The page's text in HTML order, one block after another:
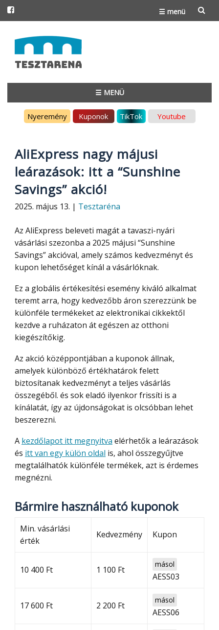
☰ menü
to
content
☰ MENÜ
Nyeremény Kuponok TikTok Youtube
AliExpress nagy májusi
leárazások: itt a “Sunshine
Savings” akció!
2025. május 13. | Tesztaréna
Az AliExpress beleveti magát a tavaszi-nyári
vásárlási szezonba a 2025 májusi “Sunshine
Savings” akcióval, amely számos kedvezményt és
kupon lehetőséget kínál a vásárlóknak.
Ez a globális értékesítési esemény kiváló alkalmat
teremt arra, hogy kedvezőbb áron szerezzünk be
különféle termékeket az elektronikai cikkektől
kezdve a ruházaton át egészen az otthoni
kiegészítőkig.
Az akció középpontjában a kuponok állnak,
amelyek különböző értékhatárok felett
biztosítanak kedvezményt a teljes vásárlás
összegéből. és sok eladó ilyenkor frissíti is a
kínálatát, így az újdonságokat is olcsóbban lehet
beszerezni.
kezdőlapot itt megnyitva elérhetők a leárazások
és itt van egy külön oldal is, ahol összegyűjtve
megtalálhatók különféle termékek, azt is érdemes
megnézni.
Bármire használható kuponok
Min. vásárlási
érték
Kedvezmény Kupon
10 400 Ft 1 100 Ft
másol
AESS03
17 600 Ft 2 200 Ft
másol
AESS06